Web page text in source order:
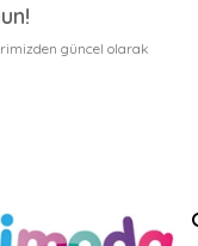
güncel olarak